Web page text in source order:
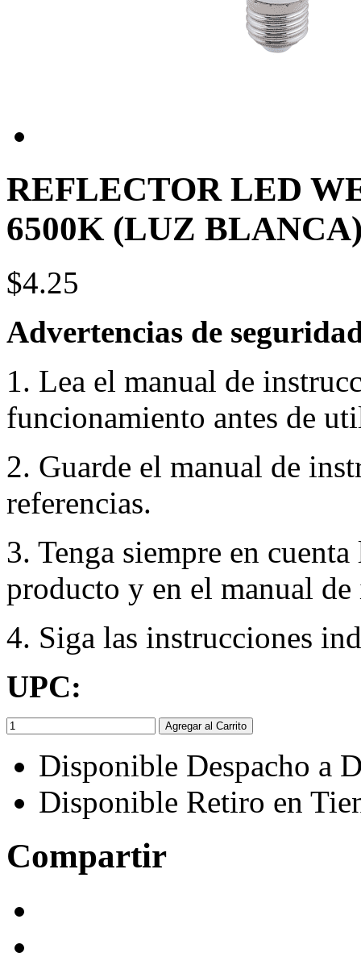
REFLECTOR LED
6500K (LUZ
$4.25
Advertencias de
1. Lea el manual de
funcionamiento antes de
2. Guarde el manual de
referencias.
3. Tenga siempre en
producto y en el manual
4. Siga las instrucciones
UPC:
Agregar al Carrito
Disponible Despacho a
Disponible Retiro en
Compartir